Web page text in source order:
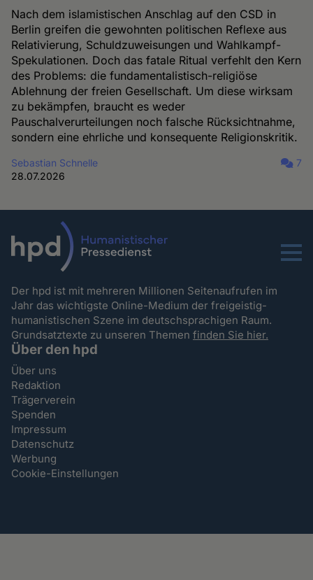
Nach dem islamistischen Anschlag auf den CSD in
Berlin greifen die gewohnten politischen Reflexe aus
Relativierung, Schuldzuweisungen und Wahlkampf-
Spekulationen. Doch das fatale Ritual verfehlt den Kern
des Problems: die fundamentalistisch-religiöse
Ablehnung der freien Gesellschaft. Um diese wirksam
zu bekämpfen, braucht es weder
Pauschalverurteilungen noch falsche Rücksichtnahme,
sondern eine ehrliche und konsequente Religionskritik.
Sebastian Schnelle
28.07.2026
7
Menu
Der hpd ist mit mehreren Millionen Seitenaufrufen im
Jahr das wichtigste Online-Medium der freigeistig-
humanistischen Szene im deutschsprachigen Raum.
Grundsatztexte zu unseren Themenfinden Sie hier.
Über den hpd
Über uns
Redaktion
Trägerverein
Spenden
Impressum
Datenschutz
Werbung
Cookie-Einstellungen